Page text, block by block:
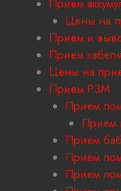
Прием
Цены на
Прием и
Прием кабеля
Цены на
Прием РЗМ
Прием
Прием
Прием
Прием
Прием